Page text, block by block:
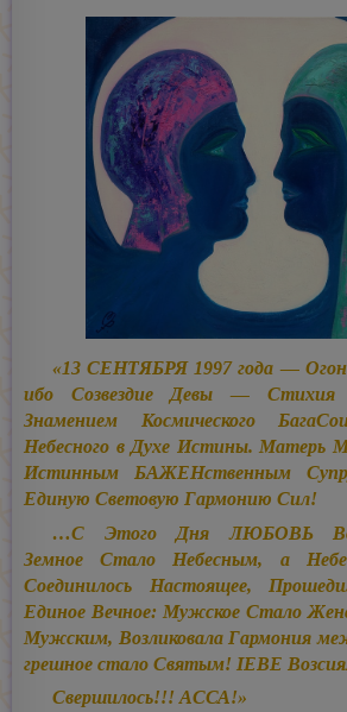
«13 СЕНТЯБРЯ 1997 года —
ибо Созвездие Девы —
Знамением Космического
Небесного в Духе Истины. Матерь
Истинным БАЖЕНственным
Единую Световую Гармонию Сил!
…С Этого Дня ЛЮБОВЬ
Земное Стало Небесным, а
Соединилось Настоящее,
Единое Вечное: Мужское Стало
Мужским, Возликовала Гармония
грешное стало Святым! ІЕВЕ
Свершилось!!! АССА!»